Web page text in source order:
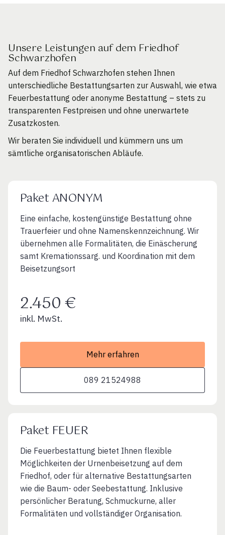
Unsere Leistungen auf dem Friedhof
Schwarzhofen
Auf dem Friedhof Schwarzhofen stehen Ihnen
unterschiedliche Bestattungsarten zur Auswahl, wie etwa
Feuerbestattung oder anonyme Bestattung – stets zu
transparenten Festpreisen und ohne unerwartete
Zusatzkosten.
Wir beraten Sie individuell und kümmern uns um
sämtliche organisatorischen Abläufe.
Paket ANONYM
Eine einfache, kostengünstige Bestattung ohne
Trauerfeier und ohne Namenskennzeichnung. Wir
übernehmen alle Formalitäten, die Einäscherung
samt Kremationssarg. und Koordination mit dem
Beisetzungsort
2.450 €
inkl. MwSt.
Mehr erfahren
089 21524988
Paket FEUER
Die Feuerbestattung bietet Ihnen flexible
Möglichkeiten der Urnenbeisetzung auf dem
Friedhof, oder für alternative Bestattungsarten
wie die Baum- oder Seebestattung. Inklusive
persönlicher Beratung, Schmuckurne, aller
Formalitäten und vollständiger Organisation.